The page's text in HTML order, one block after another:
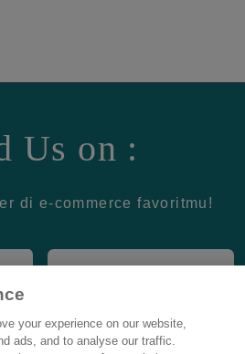
Us on :
di e-commerce favoritmu!
your experience on our website,
ads, and to analyse our traffic.